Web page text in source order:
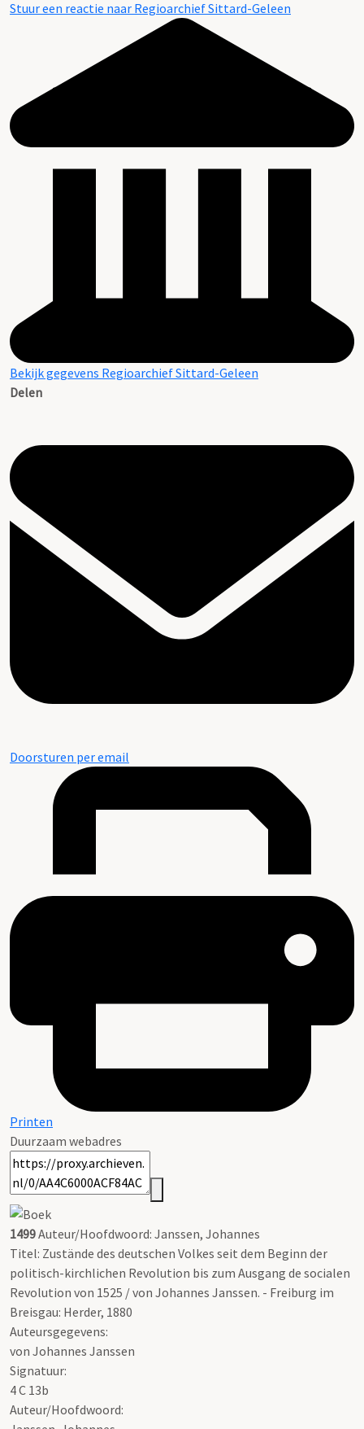
Stuur een reactie naar Regioarchief Sittard-Geleen
Bekijk gegevens Regioarchief Sittard-Geleen
Delen
Doorsturen per email
Printen
Duurzaam webadres
1499Auteur/Hoofdwoord: Janssen, Johannes
Titel: Zustände des deutschen Volkes seit dem Beginn der
politisch-kirchlichen Revolution bis zum Ausgang de socialen
Revolution von 1525 / von Johannes Janssen. - Freiburg im
Breisgau: Herder, 1880
Auteursgegevens:
von Johannes Janssen
Signatuur:
4 C 13b
Auteur/Hoofdwoord: